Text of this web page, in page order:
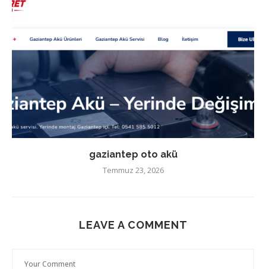
gaziantep oto akü
Temmuz 23, 2026
LEAVE A COMMENT